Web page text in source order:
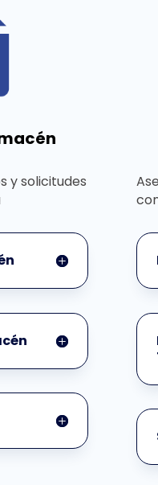
y solicitudes